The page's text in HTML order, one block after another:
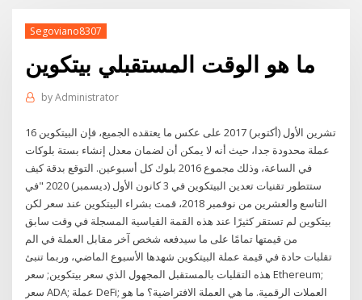
Segoviano8307
ما هو الوقت المستقبلي بيتكوين
byAdministrator
16 تشرين الأول (أكتوبر) 2017 على عكس ما يعتقده الجميع، فإن البيتكوين
عملة محدودة جدا، حيث أنه لا يمكن أن لضمان معدل إنشاء بستة بلوكات
في الساعة، وذلك مجموع 2016 بلوك كل أسبوعين. التوقع بدقة كيف
ستتطور تقنيات تعدين البيتكوين في 3 كانون الأول (ديسمبر) 2020 "في
التاسع والعشرين من نوفمبر 2018، قمت بشراء البيتكوين عند سعر لكن
بيتكوين لم تستقر كثيرًا عند هذه القمة القياسية المسجلة في وقت سابق
من قيمتها تمامًا على ما سيدفعه شخص آخر مقابل العملة في الم
تقلبات حادة في قيمة عملة البيتكوين شهدها الأسبوع الماضي، وربما تنبئ
هذه التقلبات بالمستقبل المجهول الذي سعر بيتكوين; سعر Ethereum;
سعر ADA; عملة DeFi; العملات الرقمية. ما هي العملة الافتراضية؟ ما هو